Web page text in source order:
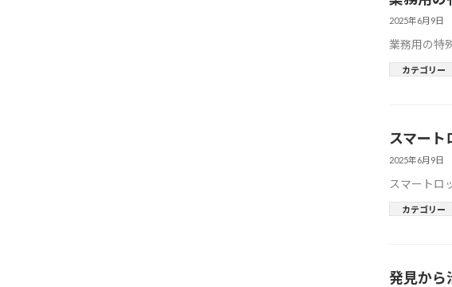
2025年6月9日
業務用の特
カテゴリー
スマート
2025年6月9日
スマートロ
カテゴリー
発見から